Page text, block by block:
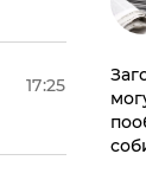
17:25